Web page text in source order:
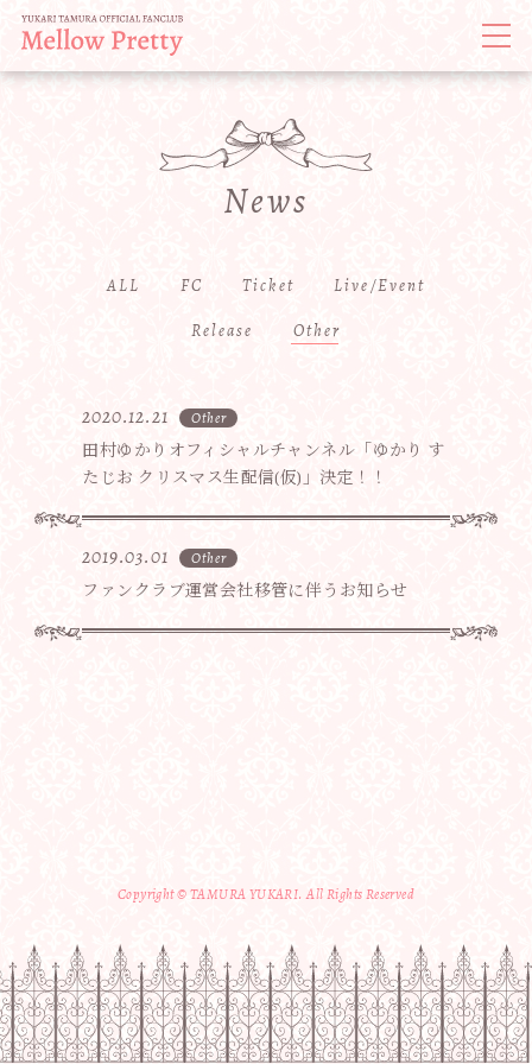
News
ALL FC Ticket
Live/Event
Release
Other
2020.12.21 Other
田村ゆかりオフィシャルチャンネル「ゆかり す
たじお クリスマス生配信(仮)」決定！！
2019.03.01 Other
ファンクラブ運営会社移管に伴うお知らせ
Copyright © TAMURA YUKARI. All Rights Reserved